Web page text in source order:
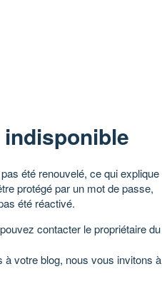
été renouvelé, ce qui explique
protégé par un mot de passe,
été réactivé.
contacter le propriétaire du
à votre blog, nous vous invitons à